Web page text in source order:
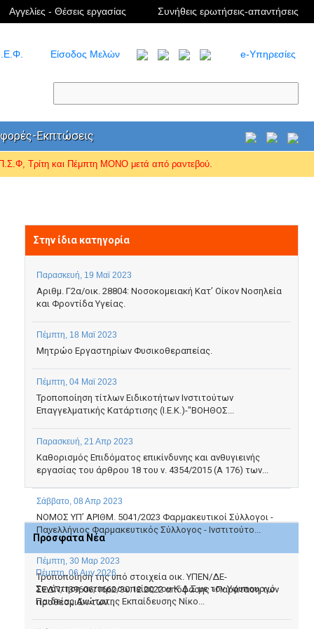
Αγγελίες - Θέσεις εργασίας Συνήθεις ερωτήσεις-απαντήσεις
Είσοδος Μελών e-Υπηρεσίες
Εκπτώσεις
Τρίτη και Πέμπτη ΜΟΝΟ μετά από ραντεβού.
Στην ίδια κατηγορία
Παρασκευή, 19 Μαϊ 2023
Αριθμ. Γ2α/οικ. 28804: Νοσοκομειακή Κατ’ Οίκον Νοσηλεία
και Φροντίδα Υγείας.
Πέμπτη, 18 Μαϊ 2023
Μητρώο Εργαστηρίων Φυσικοθεραπείας.
Πέμπτη, 04 Μαϊ 2023
Τροποποίηση τίτλων Ειδικοτήτων Ινστιτούτων
Επαγγελματικής Κατάρτισης (Ι.Ε.Κ.)-"ΒΟΗΘΟΣ...
Παρασκευή, 21 Απρ 2023
Καθορισμός Επιδόματος επικίνδυνης και ανθυγιεινής
εργασίας του άρθρου 18 του ν. 4354/2015 (Α 176) των...
Σάββατο, 08 Απρ 2023
NOMOΣ ΥΠ’ ΑΡΙΘΜ. 5041/2023 Φαρμακευτικοί Σύλλογοι -
Πανελλήνιος Φαρμακευτικός Σύλλογος - Ινστιτούτο...
Πέμπτη, 30 Μαρ 2023
Τροποποίηση της υπό στοιχεία οικ. ΥΠΕΝ/ΔΕ-
ΣΕΔΠ/139606/1662/30.12.2022 απόφασης «Παράταση των
προθεσμιών των...
Πρόσφατα Νέα
Πέμπτη, 06 Αυγ 2026
Συνάντηση αντιπροσωπείας του Κ.Δ.Σ με τον Υφυπουργό
Παιδείας Ανώτατης Εκπαίδευσης Νίκο...